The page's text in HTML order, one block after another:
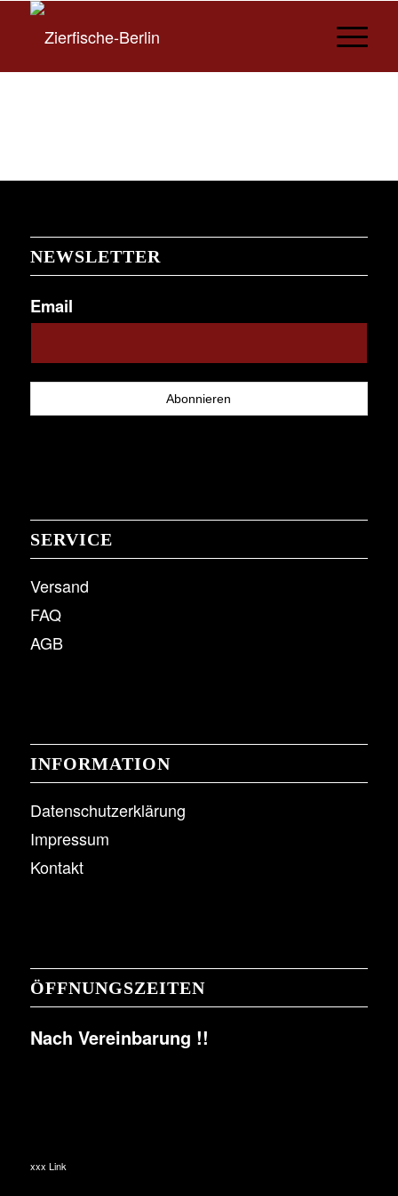
NEWSLETTER
Email
SERVICE
Versand
FAQ
AGB
INFORMATION
Datenschutzerklärung
Impressum
Kontakt
ÖFFNUNGSZEITEN
Nach Vereinbarung !!
xxx Link